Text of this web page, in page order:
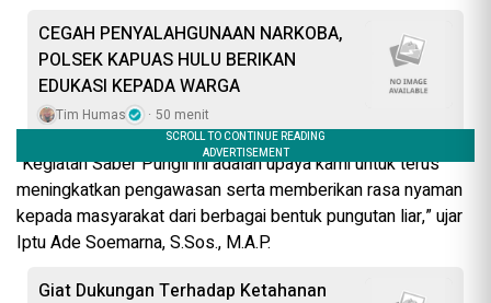
CEGAH PENYALAHGUNAAN NARKOBA,
POLSEK KAPUAS HULU BERIKAN
EDUKASI KEPADA WARGA
Tim Humas 50 menit
“Kegiatan Saber Pungli ini adalah upaya kami untuk terus
meningkatkan pengawasan serta memberikan rasa nyaman
kepada masyarakat dari berbagai bentuk pungutan liar,” ujar
Iptu Ade Soemarna, S.Sos., M.A.P.
Giat Dukungan Terhadap Ketahanan